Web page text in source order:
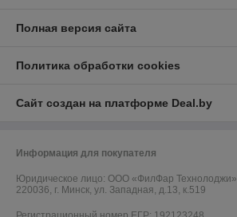
Полная версия сайта
Политика обработки cookies
Сайт создан на платформе Deal.by
Информация для покупателя
Юридическое лицо: ООО «ФилФар Технолоджи»
220036, г. Минск, ул. Западная, д.13, к.519